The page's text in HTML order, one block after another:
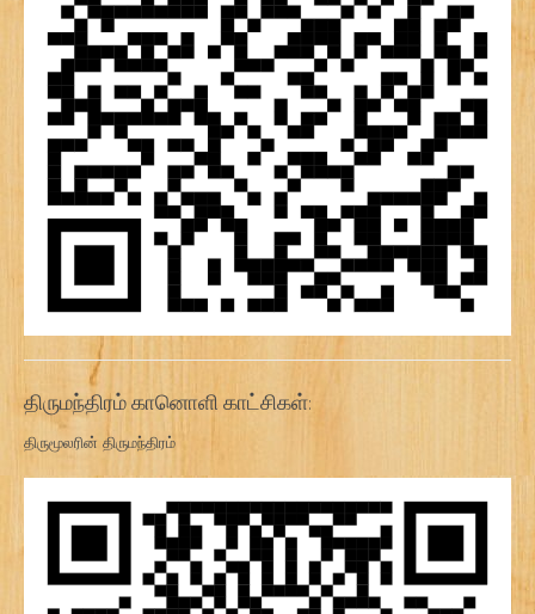
திருமந்திரம் கானொளி காட்சிகள்:
திருமூலரின் திருமந்திரம்